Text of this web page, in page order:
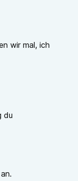
wir mal, ich
du